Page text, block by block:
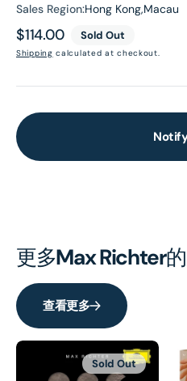
Sales Region:Hong Kong,Macau
Regular
price
$114.00 Sold Out
Shipping calculated at checkout.
更多Max Richter
查看更多
Sold Out